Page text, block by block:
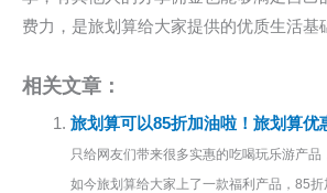
费力，是旅划算给大家提供的优质生活基
相关文章：
旅划算可以85折加油啦！旅划算优
只给网友们带来很多实惠的吃喝玩乐游产品
如今旅划算给大家上了一款福利产品，85折